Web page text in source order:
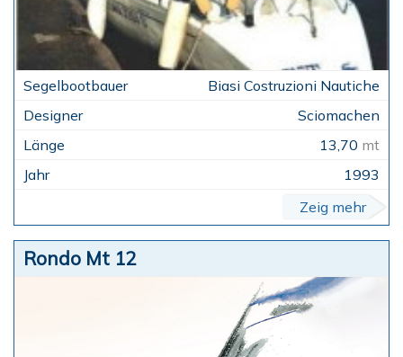
Biasi Costruzioni Nautiche
Sciomachen
13,70 mt
1993
Zeig mehr
Rondo Mt 12